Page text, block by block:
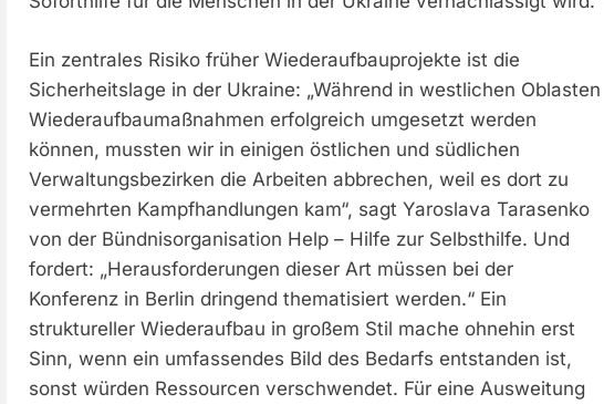
Ein zentrales Risiko früher Wiederaufbauprojekte ist die
Sicherheitslage in der Ukraine: „Während in westlichen Oblasten
Wiederaufbaumaßnahmen erfolgreich umgesetzt werden
können, mussten wir in einigen östlichen und südlichen
Verwaltungsbezirken die Arbeiten abbrechen, weil es dort zu
vermehrten Kampfhandlungen kam“, sagt Yaroslava Tarasenko
von der Bündnisorganisation Help – Hilfe zur Selbsthilfe. Und
fordert: „Herausforderungen dieser Art müssen bei der
Konferenz in Berlin dringend thematisiert werden.“ Ein
struktureller Wiederaufbau in großem Stil mache ohnehin erst
Sinn, wenn ein umfassendes Bild des Bedarfs entstanden ist,
sonst würden Ressourcen verschwendet. Für eine Ausweitung